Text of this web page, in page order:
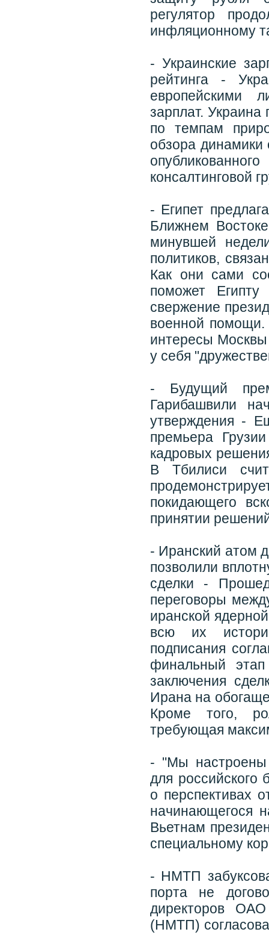
регулятор
инфляционному
- Украинские
рейтинга -
европейскими
зарплат.
по темпам
обзора динамики
консалтинговой
- Египет
Ближнем
минувшей
политиков,
Как они сами
поможет
свержение
военной
интересы Москвы
у себя
- Будущий
Гарибашвили
утверждения -
премьера
кадровых
В Тбилиси
покидающего
принятии
- Иранский атом
позволили
сделки -
переговоры
иранской
всю их
подписания
финальный
заключения
Ирана на
Кроме того,
требующая
- "Мы настроены
для российского
о перспективах
начинающегося
Вьетнам
специальному
- НМТП
порта не
директоров
(НМТП)